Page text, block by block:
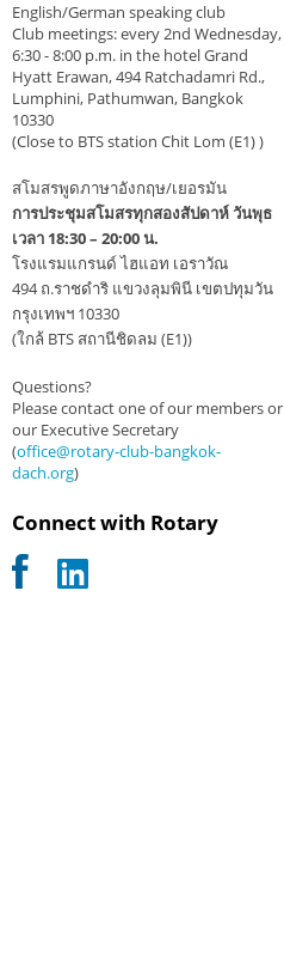
English/German speaking club
Club meetings: every 2nd Wednesday,
6:30 - 8:00 p.m. in the hotel Grand
Hyatt Erawan, 494 Ratchadamri Rd.,
Lumphini, Pathumwan, Bangkok
10330
(Close to BTS station Chit Lom (E1) )
สโมสรพูดภาษาอังกฤษ/เยอรมัน
การประชุมสโมสรทุกสองสัปดาห์ วันพุธ
เวลา 18:30 – 20:00 น.
โรงแรมแกรนด์ ไฮแอท เอราวัณ
494 ถ.ราชดำริ แขวงลุมพินี เขตปทุมวัน
กรุงเทพฯ 10330
(ใกล้ BTS สถานีชิดลม (E1))
Questions?
Please contact one of our members or
our Executive Secretary
(office@rotary-club-bangkok-
dach.org)
Connect with Rotary